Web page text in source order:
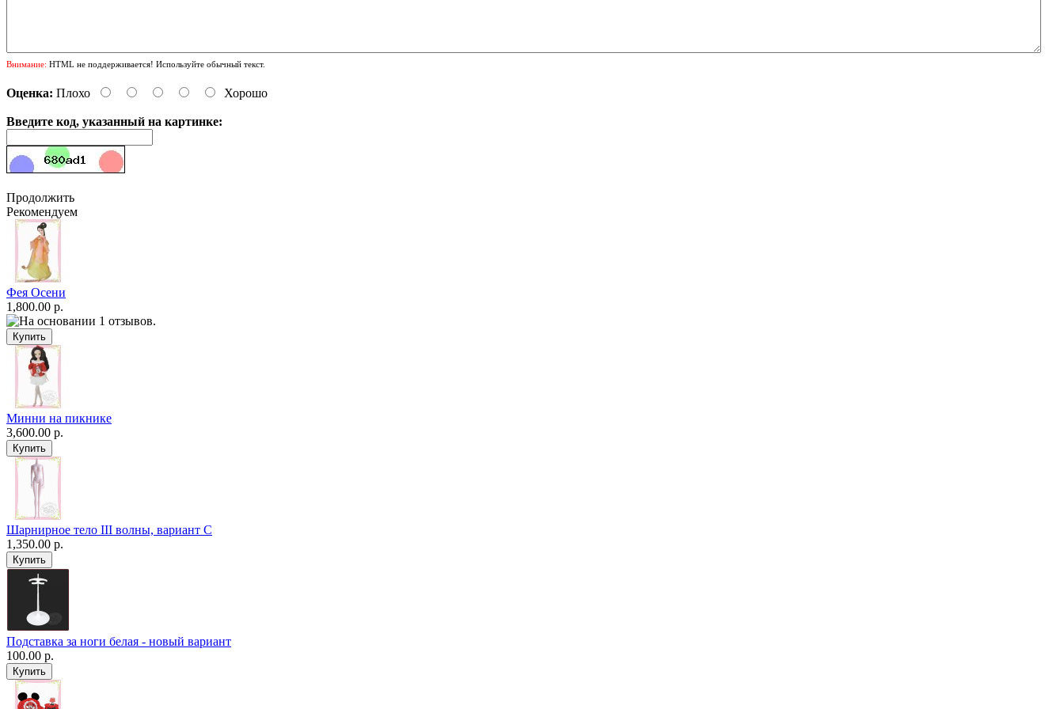
Внимание: HTML не поддерживается! Используйте обычный текст.
Оценка: Плохо Хорошо
Введите код, указанный на картинке:
Продолжить
Рекомендуем
Фея Осени
1,800.00 р.
Минни на пикнике
3,600.00 р.
Шарнирное тело III волны, вариант C
1,350.00 р.
Подставка за ноги белая - новый вариант
100.00 р.